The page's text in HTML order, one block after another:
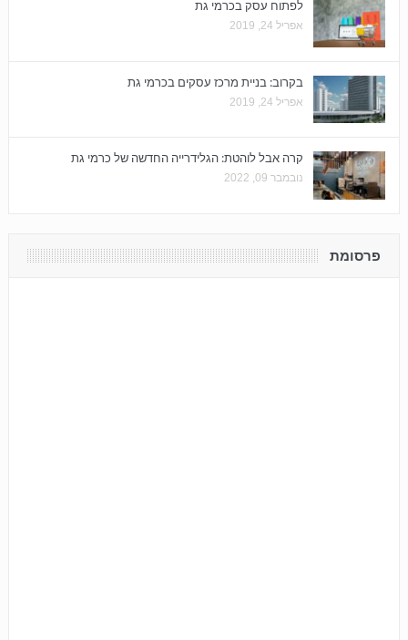
לפתוח עסק בכרמי גת
אפריל 24, 2019
בקרוב: בניית מרכז עסקים בכרמי גת
אפריל 24, 2019
קרה אבל לוהטת: הגלידרייה החדשה של כרמי גת
נובמבר 09, 2022
פרסומת